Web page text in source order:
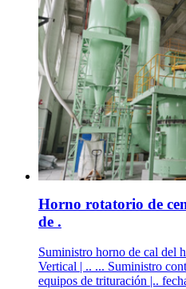
Horno rotatorio de
de .
Suministro horno de cal del
Vertical | .. ... Suministro
equipos de trituración |..